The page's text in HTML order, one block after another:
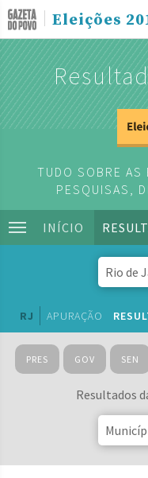
Eleições
TUDO SOBRE
PESQUISAS,
INÍCIO
RJ APURAÇÃO
PRES GOV SEN
Resultados